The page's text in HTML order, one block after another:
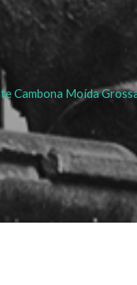
Cambona Moída